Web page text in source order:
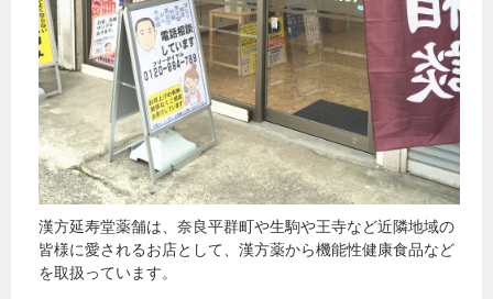
漢方延寿堂薬舗は、奈良平群町や生駒や王寺など近隣地域の
皆様に愛されるお店として、漢方薬から機能性健康食品など
を取扱っています。